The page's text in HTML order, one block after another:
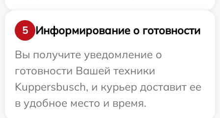
5
Информирование о готовности
Вы получите уведомление о
готовности Вашей техники
Kuppersbusch, и курьер доставит ее
в удобное место и время.